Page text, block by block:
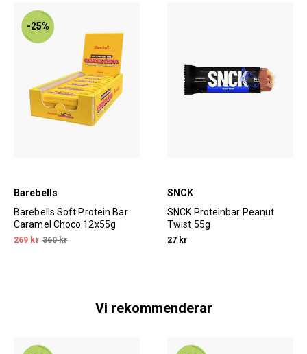
-25%
Barebells
Barebells Soft Protein Bar
Caramel Choco 12x55g
269 kr 360 kr
SNCK
SNCK Proteinbar Peanut
Twist 55g
27 kr
Vi rekommenderar